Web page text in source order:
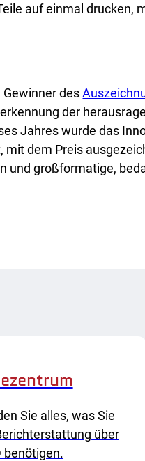
auf einmal drucken,
Gewinner des
der
Jahres wurde das
mit dem Preis
und großformatige,
Sie alles, was Sie
über
benötigen.